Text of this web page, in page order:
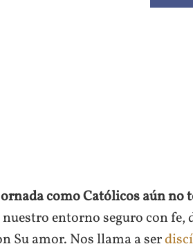
como Católicos aún
entorno seguro con
Su amor. Nos llama a ser